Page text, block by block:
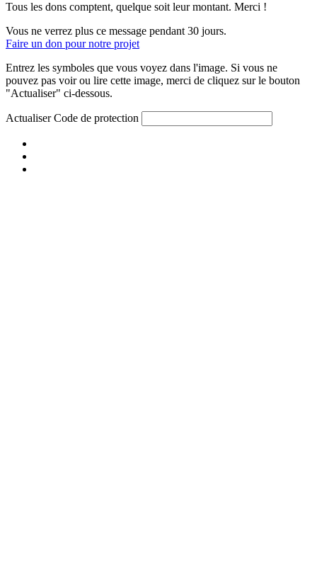
Tous les dons comptent, quelque soit leur montant. Merci !
Vous ne verrez plus ce message pendant 30 jours.
Faire un don pour notre projet
Entrez les symboles que vous voyez dans l'image. Si vous ne
pouvez pas voir ou lire cette image, merci de cliquez sur le bouton
"Actualiser" ci-dessous.
Actualiser Code de protection